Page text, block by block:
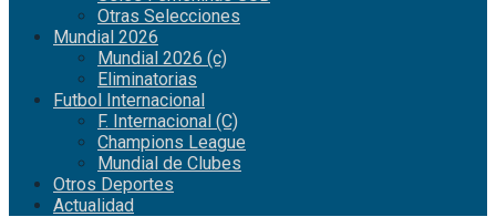
Otras Selecciones
Mundial 2026
Mundial 2026 (c)
Eliminatorias
Futbol Internacional
F. Internacional (C)
Champions League
Mundial de Clubes
Otros Deportes
Actualidad